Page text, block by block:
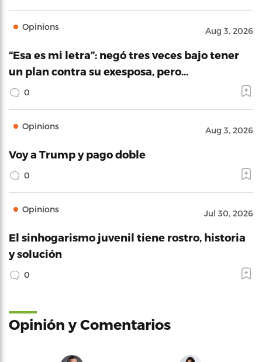
Opinions Aug 3, 2026
“Esa es mi letra”: negó tres veces bajo tener
un plan contra su exesposa, pero…
0
Opinions Aug 3, 2026
Voy a Trump y pago doble
0
Opinions Jul 30, 2026
El sinhogarismo juvenil tiene rostro, historia
y solución
0
Opinión y Comentarios